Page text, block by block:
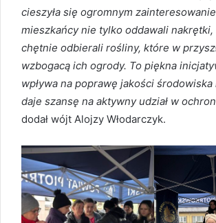
cieszyła się ogromnym
mieszkańcy nie tylko oddawali
chętnie odbierali rośliny, które w
wzbogacą ich ogrody. To piękna
wpływa na poprawę jakości
daje szansę na aktywny udział w
dodał wójt Alojzy Włodarczyk.